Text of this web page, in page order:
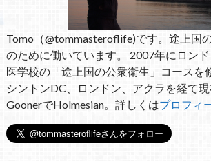
Tomo（@tommasteroflife)です。途上国
のために働いています。 2007年にロン
医学校の「途上国の公衆衛生」コースを
シントンDC、ロンドン、アクラを経て現
GoonerでHolmesian。詳しくはプロフィ